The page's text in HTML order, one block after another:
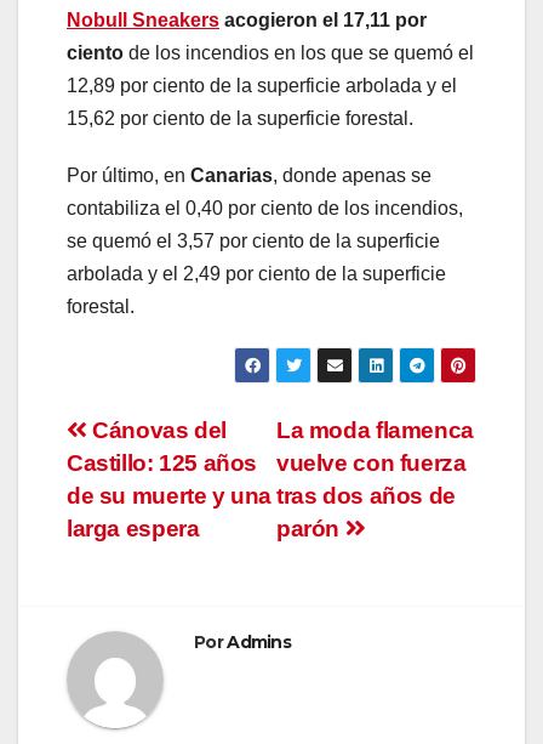
Nobull Sneakers acogieron el 17,11 por
ciento de los incendios en los que se quemó el
12,89 por ciento de la superficie arbolada y el
15,62 por ciento de la superficie forestal.
Por último, en Canarias, donde apenas se
contabiliza el 0,40 por ciento de los incendios,
se quemó el 3,57 por ciento de la superficie
arbolada y el 2,49 por ciento de la superficie
forestal.
Navegación
de
entradas
La moda flamenca
vuelve con fuerza
tras dos años de
parón
Cánovas del
Castillo: 125 años
de su muerte y una
larga espera
PorAdmins